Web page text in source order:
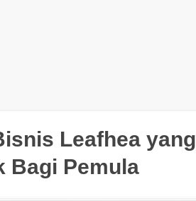
Leafhea yang
Bagi Pemula